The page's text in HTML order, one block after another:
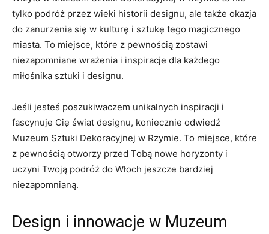
tylko podróż przez⁢ wieki historii designu, ⁣ale także ⁤okazja
do zanurzenia się w kulturę i⁤ sztukę tego magicznego
miasta. To miejsce, które z pewnością zostawi
niezapomniane⁤ wrażenia​ i inspiracje dla każdego
miłośnika sztuki i designu.
Jeśli jesteś‍ poszukiwaczem⁤ unikalnych inspiracji i
fascynuje‍ Cię świat‍ designu,⁢ koniecznie odwiedź
Muzeum Sztuki Dekoracyjnej w Rzymie. To miejsce, które
z pewnością otworzy przed Tobą nowe horyzonty i
uczyni Twoją⁣ podróż do​ Włoch jeszcze bardziej
niezapomnianą.
Design i ​innowacje⁣ w​ Muzeum